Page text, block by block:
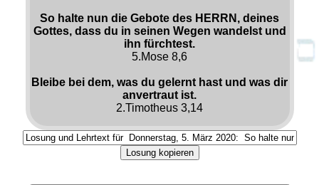
So halte nun die Gebote des HERRN, deines
Gottes, dass du in seinen Wegen wandelst und
ihn fürchtest.
5.Mose 8,6
Bleibe bei dem, was du gelernt hast und was dir
anvertraut ist.
2.Timotheus 3,14
Losung kopieren